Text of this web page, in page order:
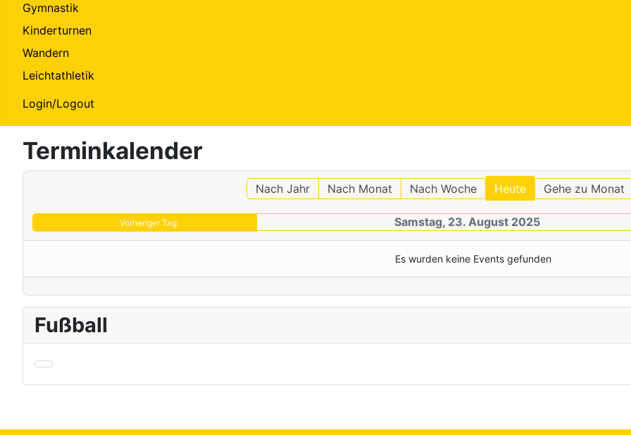
Gymnastik
Kinderturnen
Wandern
Leichtathletik
Login/Logout
Terminkalender
Nach Jahr Nach Monat Nach Woche Heute Gehe zu Monat
Vorheriger Tag Samstag, 23. August 2025
Es wurden keine Events gefunden
Fußball